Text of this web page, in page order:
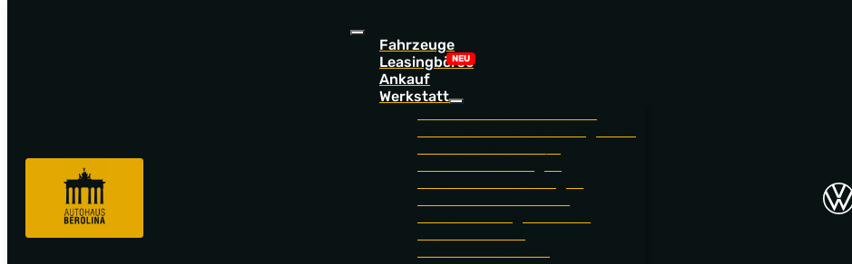
Fahrzeuge
Leasingbörse
Ankauf
Werkstatt
Go back to startpage to see our new offers.